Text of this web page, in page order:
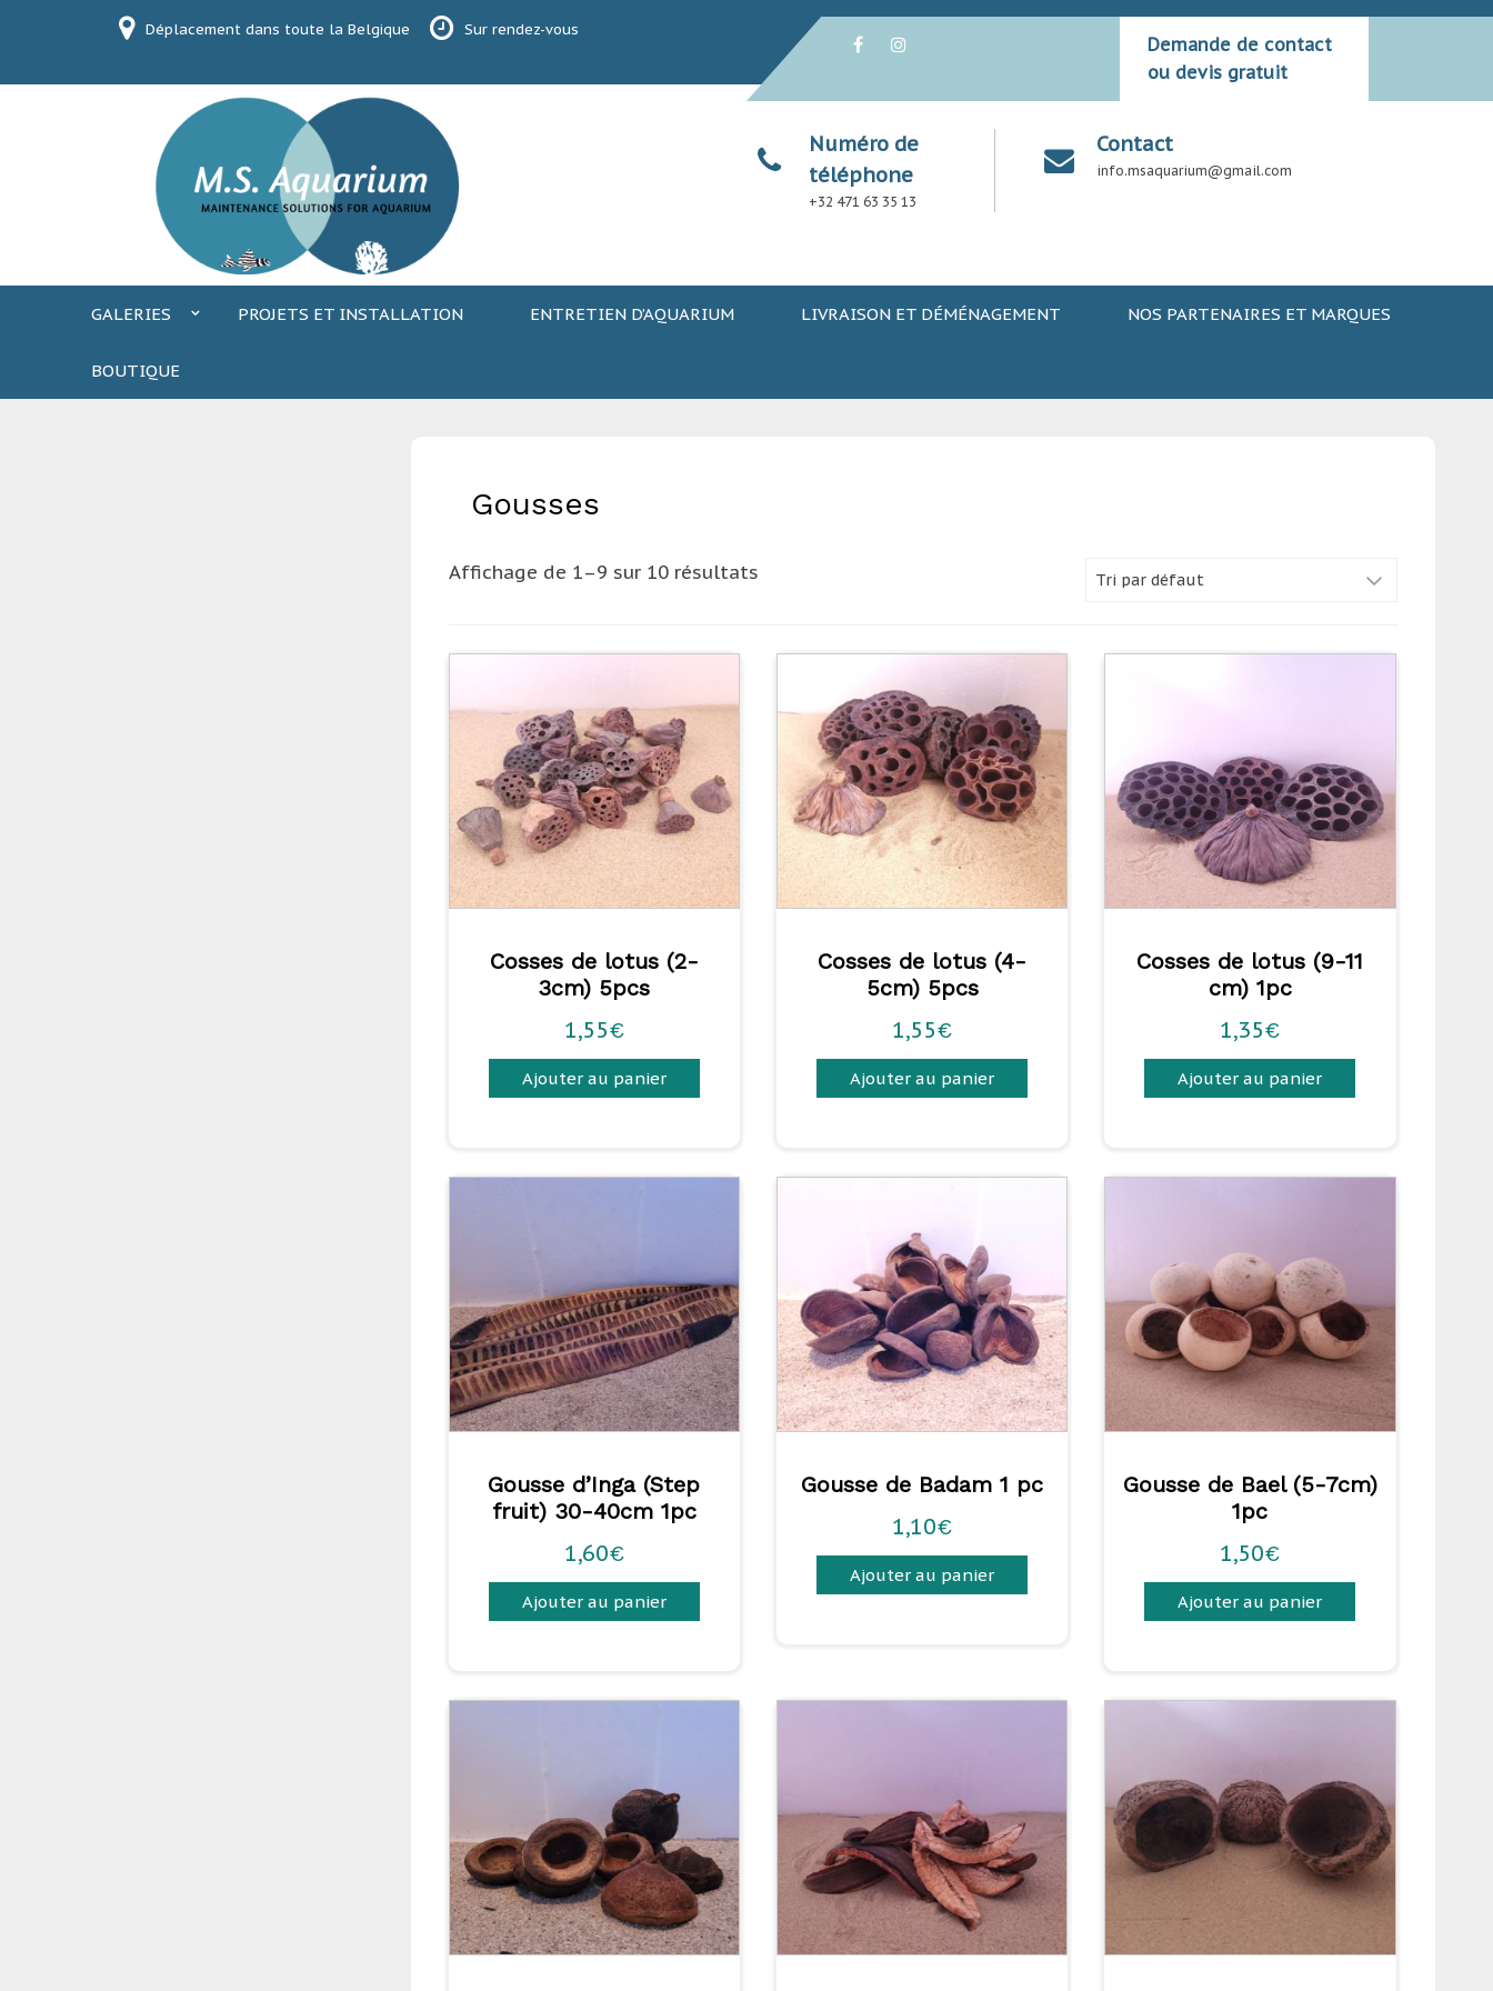
Déplacement dans toute la Belgique Sur rendez-vous
Demande de contact
ou devis gratuit
Numéro de
téléphone
+32 471 63 35 13
Contact
info.msaquarium@gmail.com
GALERIES PROJETS ET INSTALLATION ENTRETIEN D’AQUARIUM LIVRAISON ET DÉMÉNAGEMENT NOS PARTENAIRES ET MARQUES
BOUTIQUE
Gousses
Affichage de 1–9 sur 10 résultats
Cosses de lotus (2-
3cm) 5pcs
1,55€
Ajouter au panier
Cosses de lotus (4-
5cm) 5pcs
1,55€
Ajouter au panier
Cosses de lotus (9-11
cm) 1pc
1,35€
Ajouter au panier
Gousse d’Inga (Step
fruit) 30-40cm 1pc
1,60€
Ajouter au panier
Gousse de Badam 1 pc
1,10€
Ajouter au panier
Gousse de Bael (5-7cm)
1pc
1,50€
Ajouter au panier